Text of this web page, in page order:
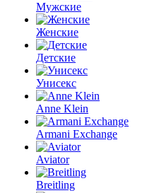
Мужские
Женские
Детские
Унисекс
Anne Klein
Armani Exchange
Aviator
Breitling